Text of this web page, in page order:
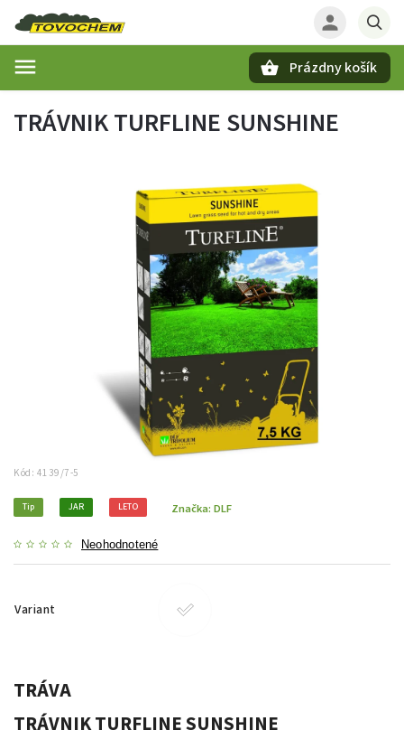
Prázdny košík
TRÁVNIK TURFLINE SUNSHINE
Kód: 4139/7-5
Tip JAR LETO
Neohodnotené
Značka: DLF
Variant
TRÁVA
TRÁVNIK TURFLINE SUNSHINE